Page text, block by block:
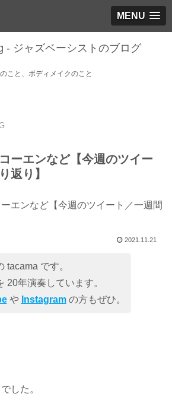
MENU
こと、ボディメイクのこと
ーエンなど【今週のツイー
返り】
2021.11.21
tacama です。
20年演奏しています。
や Instagramの方もぜひ。
した。